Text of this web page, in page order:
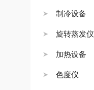
制冷设备
旋转蒸发仪
加热设备
色度仪